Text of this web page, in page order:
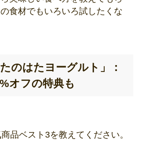
食材でもいろいろ試したくな
のはたヨーグルト」：
オフの特典も
品ベスト3を教えてください。